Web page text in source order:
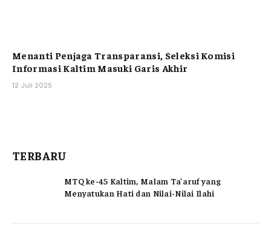
Menanti Penjaga Transparansi, Seleksi Komisi
Informasi Kaltim Masuki Garis Akhir
12 Juli 2025
TERBARU
MTQ ke-45 Kaltim, Malam Ta’aruf yang
Menyatukan Hati dan Nilai-Nilai Ilahi